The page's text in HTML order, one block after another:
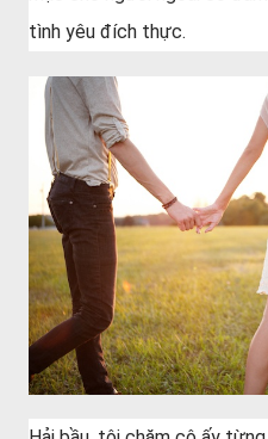
tình yêu đích thực.